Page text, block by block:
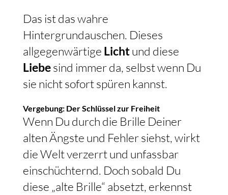
Das ist das wahre
Hintergrundauschen. Dieses
allgegenwärtige Licht
Liebesind immer da, selbst wenn Du
sie nicht sofort spüren kannst.
Vergebung: Der Schlüssel zur Freiheit
Wenn Du durch die Brille Deiner
alten Ängste und Fehler siehst, wirkt
die Welt verzerrt und unfassbar
einschüchternd. Doch sobald Du
diese „alte Brille“ absetzt, erkennst